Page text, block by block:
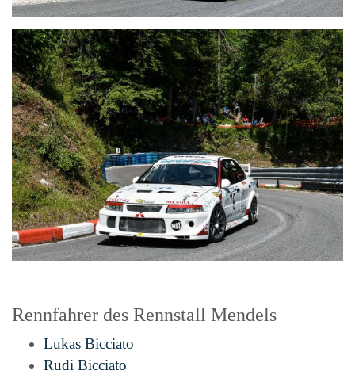
Rennfahrer des Rennstall Mendels
Lukas Bicciato
Rudi Bicciato